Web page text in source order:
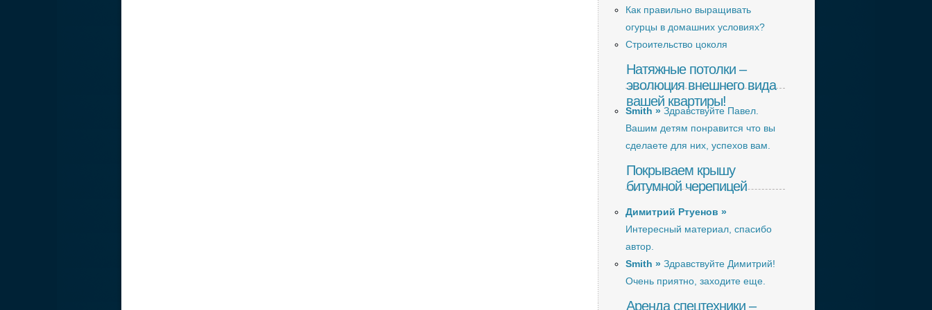
Как правильно выращивать
огурцы в домашних условиях?
Строительство цоколя
Натяжные потолки –
эволюция внешнего вида
вашей квартиры!
Smith » Здравствуйте Павел.
Вашим детям понравится что вы
сделаете для них, успехов вам.
Покрываем крышу
битумной черепицей
Димитрий Ртуенов »
Интересный материал, спасибо
автор.
Smith » Здравствуйте Димитрий!
Очень приятно, заходите еще.
Аренда спецтехники –